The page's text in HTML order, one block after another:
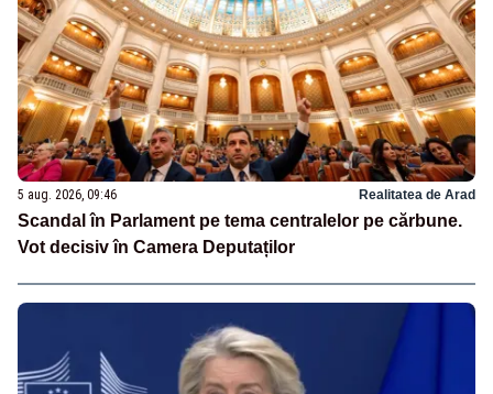
5 aug. 2026, 09:46 Realitatea de Arad
Scandal în Parlament pe tema centralelor pe cărbune.
Vot decisiv în Camera Deputaților